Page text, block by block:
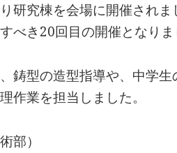
研究棟を会場に開催されま
べき20回目の開催となりま
鋳型の造型指導や、中学生
作業を担当しました。
部）